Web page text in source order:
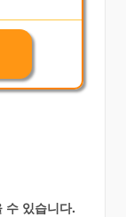
수 있습니다.